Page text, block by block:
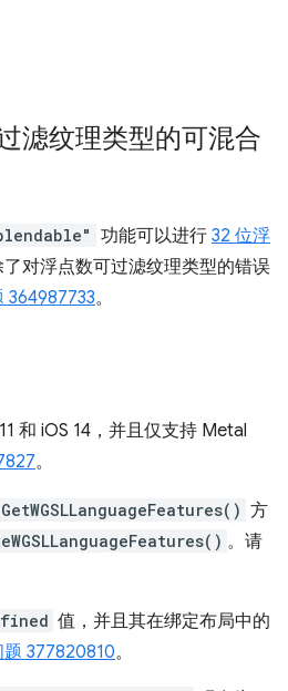
滤纹理类型的可混合
功能可以进行 32 位浮
了对浮点数可过滤纹理类型的错误
364987733。
和 iOS 14，并且仅支持 Metal
。
GetWGSLLanguageFeatures() 方
。请
值，并且其在绑定布局中的
题 377820810。